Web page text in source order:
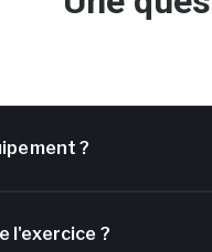
?
l'exercice ?